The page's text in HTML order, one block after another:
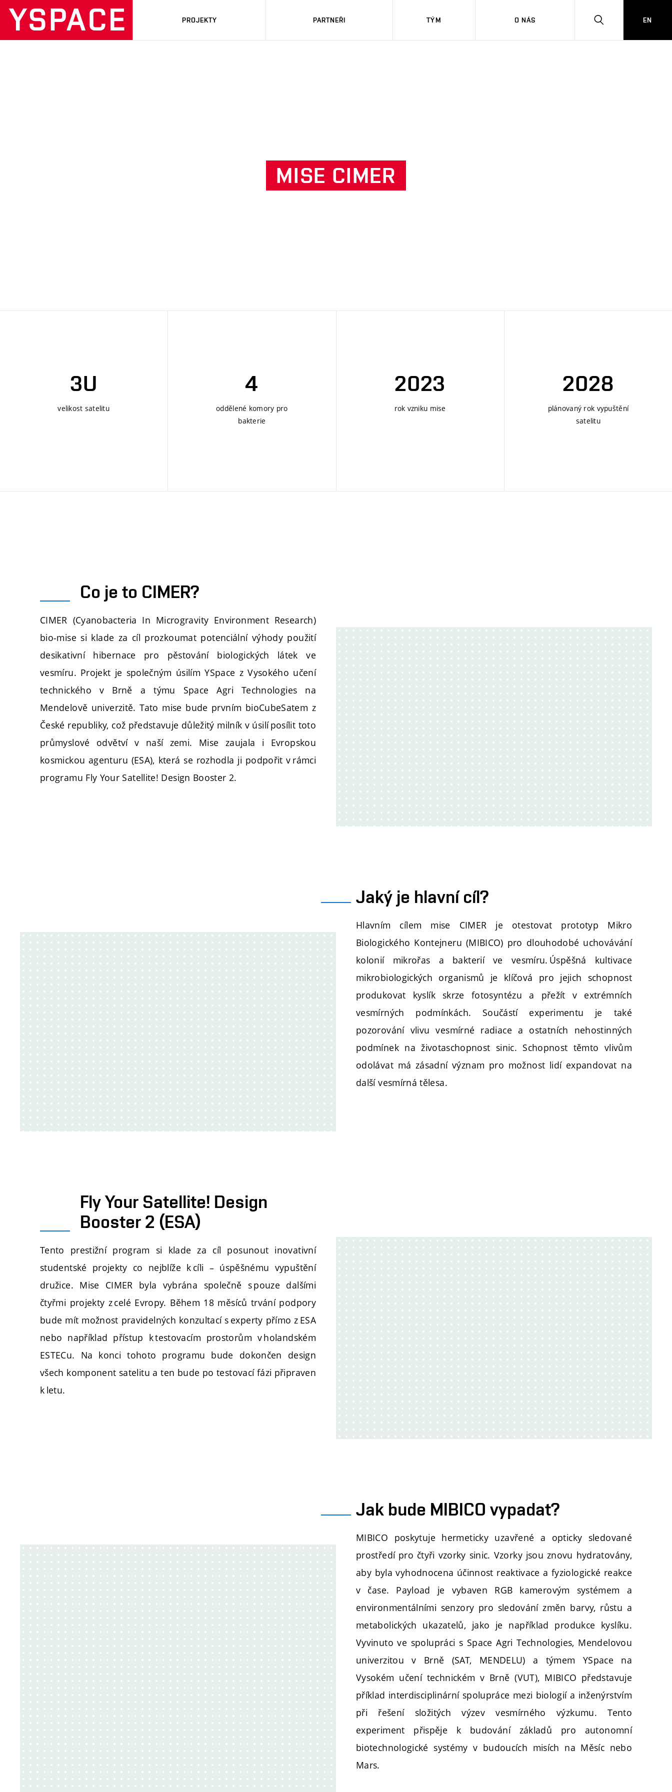
PROJEKTY PARTNEŘI TÝM O NÁS
HLEDAT
EN
MISE CIMER
3U
velikost satelitu
4
oddělené komory pro
bakterie
2023
rok vzniku mise
2028
plánovaný rok vypuštění
satelitu
Co je to CIMER?
CIMER (Cyanobacteria In Microgravity Environment Research)
bio-mise si klade za cíl prozkoumat potenciální výhody použití
desikativní hibernace pro pěstování biologických látek ve
vesmíru. Projekt je společným úsilím YSpace z Vysokého učení
technického v Brně a týmu Space Agri Technologies na
Mendelově univerzitě. Tato mise bude prvním bioCubeSatem z
České republiky, což představuje důležitý milník v úsilí posílit toto
průmyslové odvětví v naší zemi. Mise zaujala i Evropskou
kosmickou agenturu (ESA), která se rozhodla ji podpořit v rámci
programu Fly Your Satellite! Design Booster 2.
Jaký je hlavní cíl?
Hlavním cílem mise CIMER je otestovat prototyp Mikro
Biologického Kontejneru (MIBICO) pro dlouhodobé uchovávání
kolonií mikrořas a bakterií ve vesmíru. Úspěšná kultivace
mikrobiologických organismů je klíčová pro jejich schopnost
produkovat kyslík skrze fotosyntézu a přežít v extrémních
vesmírných podmínkách. Součástí experimentu je také
pozorování vlivu vesmírné radiace a ostatních nehostinných
podmínek na životaschopnost sinic. Schopnost těmto vlivům
odolávat má zásadní význam pro možnost lidí expandovat na
další vesmírná tělesa.
Fly Your Satellite! Design
Booster 2 (ESA)
Tento prestižní program si klade za cíl posunout inovativní
studentské projekty co nejblíže k cíli – úspěšnému vypuštění
družice. Mise CIMER byla vybrána společně s pouze dalšími
čtyřmi projekty z celé Evropy. Během 18 měsíců trvání podpory
bude mít možnost pravidelných konzultací s experty přímo z ESA
nebo například přístup k testovacím prostorům v holandském
ESTECu. Na konci tohoto programu bude dokončen design
všech komponent satelitu a ten bude po testovací fázi připraven
k letu.
Jak bude MIBICO vypadat?
MIBICO poskytuje hermeticky uzavřené a opticky sledované
prostředí pro čtyři vzorky sinic. Vzorky jsou znovu hydratovány,
aby byla vyhodnocena účinnost reaktivace a fyziologické reakce
v čase. Payload je vybaven RGB kamerovým systémem a
environmentálními senzory pro sledování změn barvy, růstu a
metabolických ukazatelů, jako je například produkce kyslíku.
Vyvinuto ve spolupráci s Space Agri Technologies, Mendelovou
univerzitou v Brně (SAT, MENDELU) a týmem YSpace na
Vysokém učení technickém v Brně (VUT), MIBICO představuje
příklad interdisciplinární spolupráce mezi biologií a inženýrstvím
při řešení složitých výzev vesmírného výzkumu. Tento
experiment přispěje k budování základů pro autonomní
biotechnologické systémy v budoucích misích na Měsíc nebo
Mars.